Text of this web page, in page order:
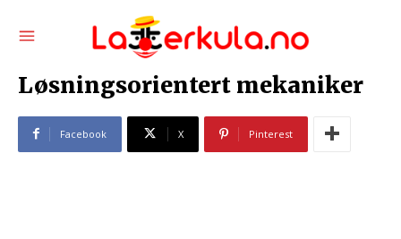
Løsningsorientert mekaniker
Facebook X Pinterest